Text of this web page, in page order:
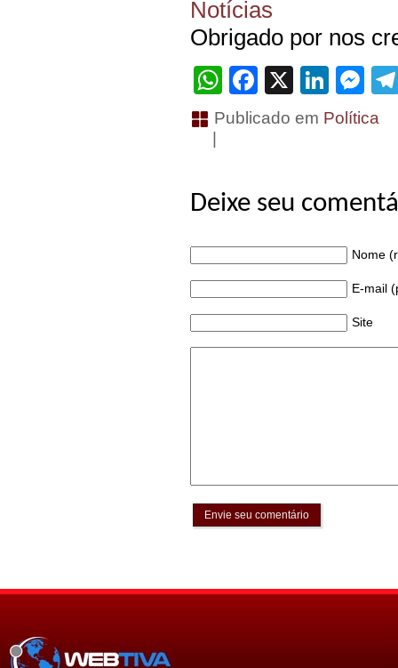
Notícias
Obrigado por nos
WhatsApp
Facebook
X
Publicado em Política
Deixe seu
Nome
E-mail
Site
Envie seu comentário